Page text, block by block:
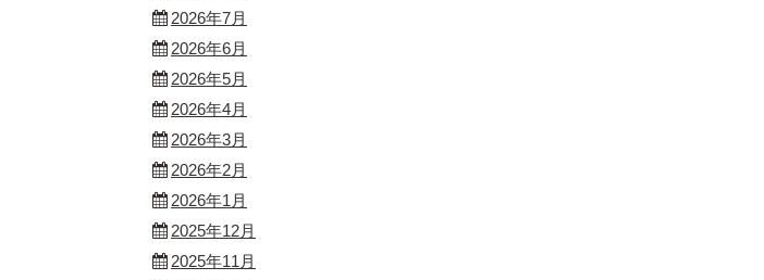
2026年7月
2026年6月
2026年5月
2026年4月
2026年3月
2026年2月
2026年1月
2025年12月
2025年11月